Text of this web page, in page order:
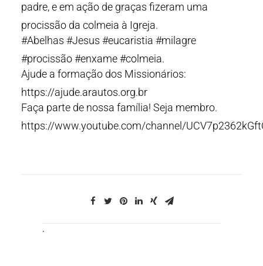
padre, e em ação de graças fizeram uma
procissão da colmeia à Igreja.
#Abelhas #Jesus #eucaristia #milagre
#procissão #enxame #colmeia.
Ajude a formação dos Missionários:
https://ajude.arautos.org.br
Faça parte de nossa família! Seja membro.
https://www.youtube.com/channel/
.